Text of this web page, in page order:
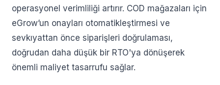
operasyonel verimliliği artırır. COD mağazaları için
eGrow’un onayları otomatikleştirmesi ve
sevkıyattan önce siparişleri doğrulaması,
doğrudan daha düşük bir RTO'ya dönüşerek
önemli maliyet tasarrufu sağlar.